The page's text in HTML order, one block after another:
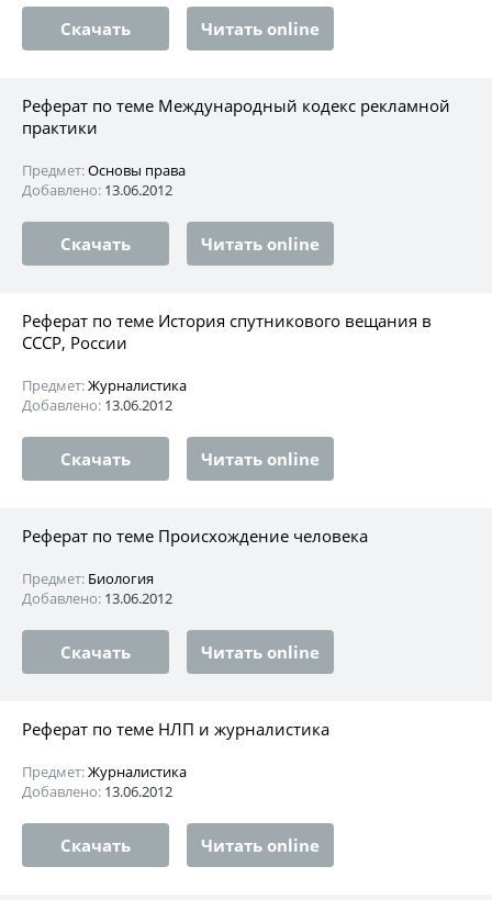
Скачать Читать online
Реферат по теме Международный кодекс рекламной
практики
Предмет:Основы права
Добавлено: 13.06.2012
Скачать Читать online
Реферат по теме История спутникового вещания в
СССР, России
Предмет:Журналистика
Добавлено: 13.06.2012
Скачать Читать online
Реферат по теме Происхождение человека
Предмет: Биология
Добавлено: 13.06.2012
Скачать Читать online
Реферат по теме НЛП и журналистика
Предмет:Журналистика
Добавлено: 13.06.2012
Скачать Читать online